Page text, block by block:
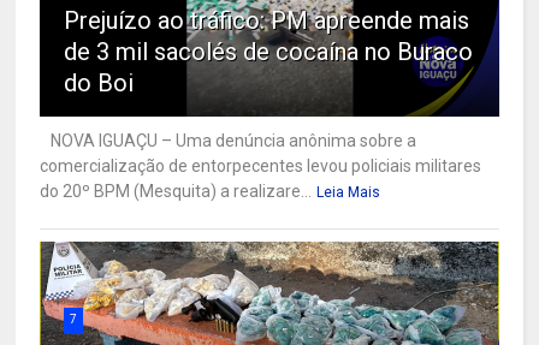
Prejuízo ao tráfico: PM apreende mais
de 3 mil sacolés de cocaína no Buraco
do Boi
NOVA IGUAÇU – Uma denúncia anônima sobre a
comercialização de entorpecentes levou policiais militares
do 20º BPM (Mesquita) a realizare...
Leia Mais
7